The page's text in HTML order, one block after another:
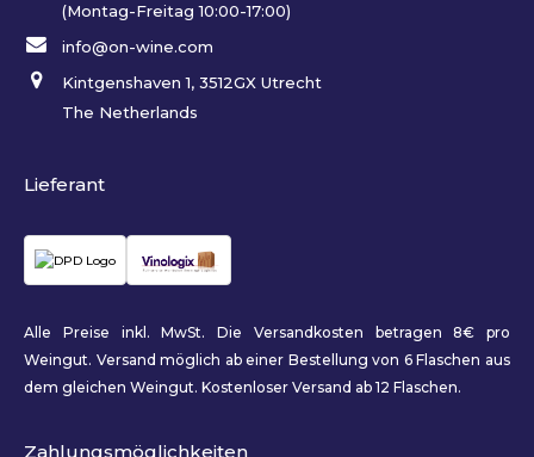
(Montag-Freitag 10:00-17:00)
info@on-wine.com
Kintgenshaven 1, 3512GX Utrecht
The Netherlands
Lieferant
Alle Preise inkl. MwSt. Die Versandkosten betragen 8€ pro
Weingut. Versand möglich ab einer Bestellung von 6 Flaschen aus
dem gleichen Weingut. Kostenloser Versand ab 12 Flaschen.
Zahlungsmöglichkeiten